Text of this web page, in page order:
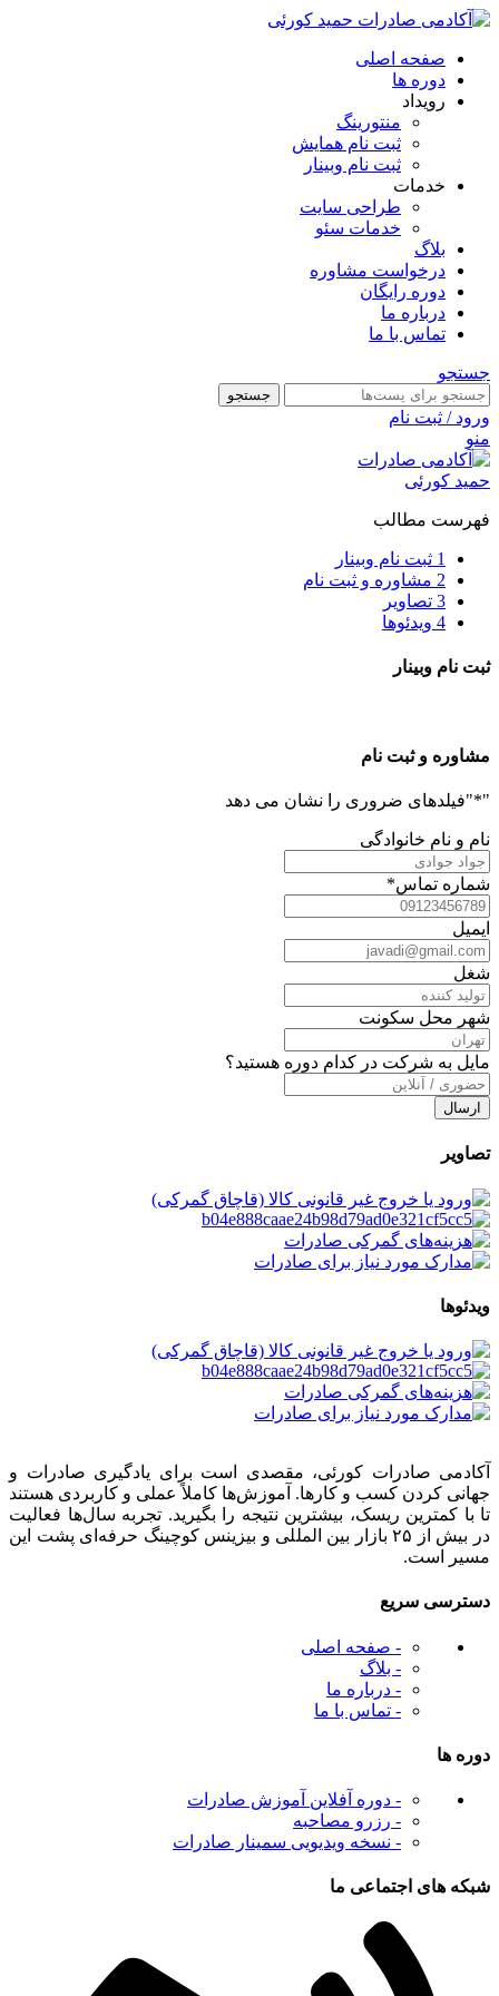
صفحه اصلی
دوره ها
رویداد
منتورینگ
ثبت نام همایش
ثبت نام وبینار
خدمات
طراحی سایت
خدمات سئو
بلاگ
درخواست مشاوره
دوره رایگان
درباره ما
تماس با ما
جستجو
جستجو
ورود / ثبت نام
منو
فهرست مطالب
1 ثبت نام وبینار
2 مشاوره و ثبت نام
3 تصاویر
4 ویدئوها
ثبت نام وبینار
مشاوره و ثبت نام
"
*"فیلدهای ضروری را نشان می دهد
نام و نام خانوادگی
شماره تماس*
ایمیل
شغل
شهر محل سکونت
مایل به شرکت در کدام دوره هستید؟
تصاویر
ویدئوها
آکادمی صادرات کورئی، مقصدی است برای یادگیری صادرات و
جهانی کردن کسب‌ و کارها. آموزش‌ها کاملاً عملی و کاربردی هستند
تا با کمترین ریسک، بیشترین نتیجه را بگیرید. تجربه سال‌ها فعالیت
در بیش از ۲۵ بازار بین‌ المللی و بیزینس کوچینگ حرفه‌ای پشت این
مسیر است.
دسترسی سریع
- صفحه اصلی
- بلاگ
- درباره ما
- تماس با ما
دوره ها
- دوره آفلاین آموزش صادرات
- رزرو مصاحبه
- نسخه ویدیویی سمینار صادرات
شبکه های اجتماعی ما